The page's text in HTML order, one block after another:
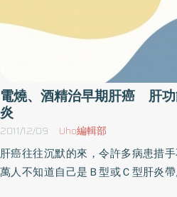
30%-38%具有脂肪肝病，有C型肝
約40%至86%，顯示C型肝炎感染
代謝異常脂肪肝病﹙舊稱為”非酒精
斷為脂肪肝且合併至少一個心臟代
期、高血壓、高血脂、肥胖等因子)。
在接受直接抗病毒藥物將病毒清除
行率會顯著下降。雖然C型肝炎治療
胞癌的發生，病患於C型肝炎治療成
後肝癌的發生風險的角色仍不清楚。 於2014至2023年間，
說明，即便是符合換肝條件，若能
對於後續復發率就能降到1.2％，相
復發率相差了10倍。 至於非根除性的栓塞治療則是針對多發性肝癌
腫瘤，或是無法進行切除手術或
釋，肝臟的血流75％來自肝門靜脈
肝癌腫瘤的血流供應則大部分是從
從鼠蹊部開小洞，利用血管攝影儀
脈，再將栓塞物質及藥物直接注射
療效果。 載藥微球栓塞持續釋放藥物，保護肝也減少副作用 傳統栓
塞是以碘油混合化療藥物並載注入
電燒、酒精治早期肝癌 肝
炎
2011/12/09 Uho編輯部
肝癌往往沉默的來，令許多病患措
萬人不知道自己是Ｂ型或Ｃ型肝炎